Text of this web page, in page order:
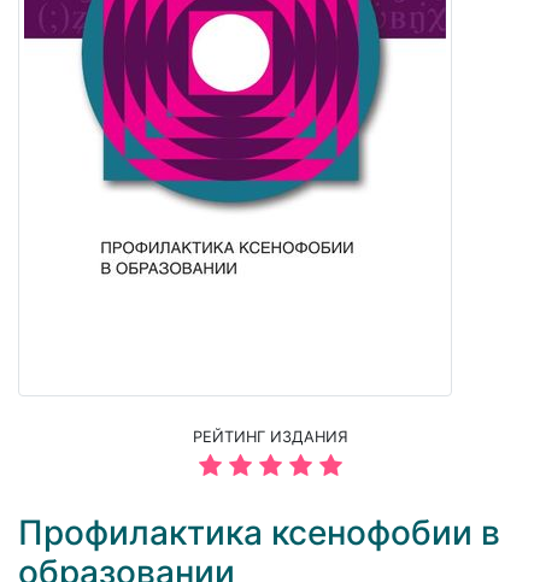
РЕЙТИНГ ИЗДАНИЯ
Профилактика ксенофобии в
образовании